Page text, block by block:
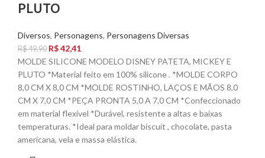
PLUTO
Diversos, Personagens, Personagens Diversas
R$49,90 R$42,41
MOLDE SILICONE MODELO DISNEY PATETA, MICKEY E
PLUTO *Material feito em 100% silicone . *MOLDE CORPO
8,0 CM X 8,0 CM *MOLDE ROSTINHO, LAÇOS E MÃOS 8,0
CM X 7,0 CM *PEÇA PRONTA 5,0 A 7,0 CM *Confeccionado
em material flexível *Durável, resistente a altas e baixas
temperaturas. *Ideal para moldar biscuit , chocolate, pasta
americana, vela e massa elástica.